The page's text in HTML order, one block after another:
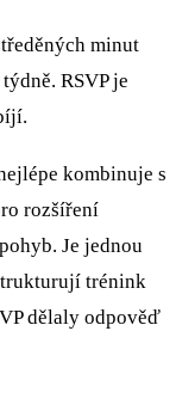
minut
RSVP je
kombinuje s
rozšíření
Je jednou
trénink
dělaly odpověď